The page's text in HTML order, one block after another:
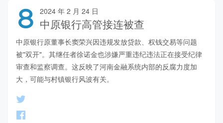
8 2024 年 2 月 24 日
中原银行高管接连被查
中原银行原董事长窦荣兴因违规发放贷款、权钱交易等问题
被"双开"。其继任者徐诺金也涉嫌严重违纪违法正在接受纪律
审查和监察调查。这反映了河南金融系统内部的反腐力度加
大，可能与村镇银行风波有关。